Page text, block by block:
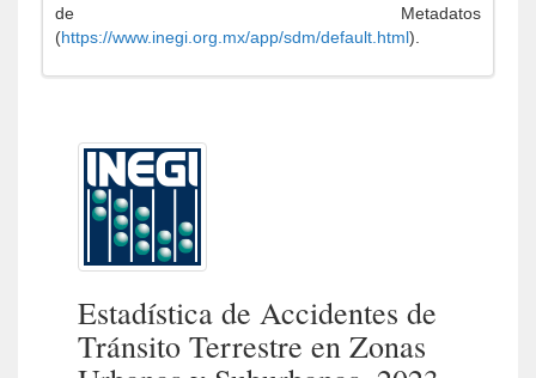
de Metadatos
(https://www.inegi.org.mx/app/sdm/default.html).
Estadística de Accidentes de
Tránsito Terrestre en Zonas